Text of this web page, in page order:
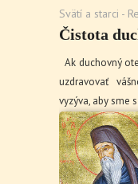
Svätí a starci -
Čistota
Ak duchovný
uzdravovať
vyzýva, aby sme